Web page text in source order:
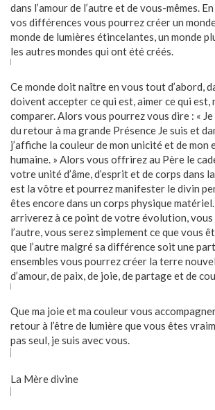
dans l’amour de l’autre et de vous-mêmes.
vos différences vous pourrez créer un
monde de lumières étincelantes, un monde
les autres mondes qui ont été créés.
Ce monde doit naître en vous tout d’abord,
doivent accepter ce qui est, aimer ce qui est,
comparer. Alors vous pourrez vous dire : « Je
du retour à ma grande Présence Je suis et
j’affiche la couleur de mon unicité et de mon
humaine. » Alors vous offrirez au Père le
votre unité d’âme, d’esprit et de corps dans
est la vôtre et pourrez manifester le divin
êtes encore dans un corps physique
arriverez à ce point de votre évolution, vous
l’autre, vous serez simplement ce que vous
que l’autre malgré sa différence soit une
ensembles vous pourrez créer la terre
d’amour, de paix, de joie, de partage et de
Que ma joie et ma couleur vous
retour à l’être de lumière que vous êtes
pas seul, je suis avec vous.
La Mère divine